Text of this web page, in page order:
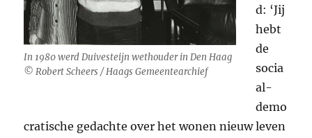
In 1980 werd Duivesteijn wethouder in Den Haag
© Robert Scheers / Haags Gemeentearchief
d: ‘Jij
hebt
de
socia
al-
demo
cratische gedachte over het wonen nieuw leven